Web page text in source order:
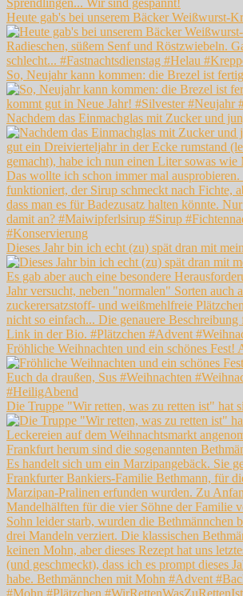
Heute gab's bei unserem Bäcker Weißwurst-
So, Neujahr kann kommen: die Brezel ist
Nachdem das Einmachglas mit Zucker und
Dieses Jahr bin ich echt (zu) spät dran mit
Fröhliche Weihnachten und ein schönes Fest!
Die Truppe "Wir retten, was zu retten ist" hat